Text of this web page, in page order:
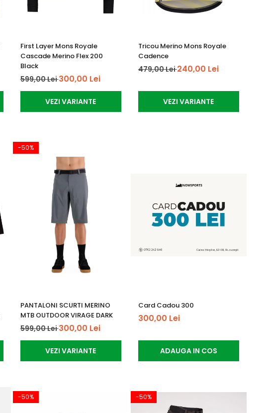
First Layer Mons Royale
Cascade Merino Flex 200
Black
599,00 Lei300,00 Lei
VEZI VARIANTE
Tricou Merino Mons Royale
Cadence
479,00 Lei240,00 Lei
VEZI VARIANTE
-50%
PANTALONI SCURTI MERINO
MTB OUTDOOR VIRAGE DARK
599,00 Lei300,00 Lei
VEZI VARIANTE
Card Cadou 300
300,00 Lei
ADAUGA IN COS
-50% -50%